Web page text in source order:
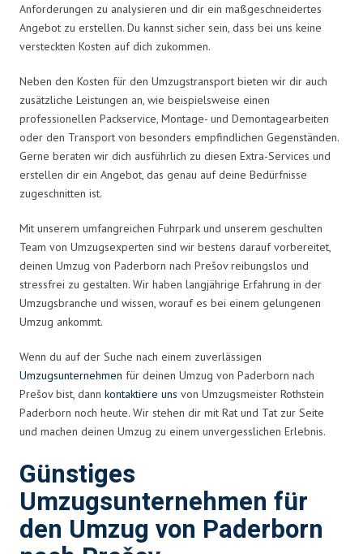
Anforderungen zu analysieren und dir ein maßgeschneidertes
Angebot zu erstellen. Du kannst sicher sein, dass bei uns keine
versteckten Kosten auf dich zukommen.
Neben den Kosten für den Umzugstransport bieten wir dir auch
zusätzliche Leistungen an, wie beispielsweise einen
professionellen Packservice, Montage- und Demontagearbeiten
oder den Transport von besonders empfindlichen Gegenständen.
Gerne beraten wir dich ausführlich zu diesen Extra-Services und
erstellen dir ein Angebot, das genau auf deine Bedürfnisse
zugeschnitten ist.
Mit unserem umfangreichen Fuhrpark und unserem geschulten
Team von Umzugsexperten sind wir bestens darauf vorbereitet,
deinen Umzug von Paderborn nach Prešov reibungslos und
stressfrei zu gestalten. Wir haben langjährige Erfahrung in der
Umzugsbranche und wissen, worauf es bei einem gelungenen
Umzug ankommt.
Wenn du auf der Suche nach einem zuverlässigen
Umzugsunternehmen für deinen Umzug von Paderborn nach
Prešov bist, dann kontaktiere uns von Umzugsmeister Rothstein
Paderborn noch heute. Wir stehen dir mit Rat und Tat zur Seite
und machen deinen Umzug zu einem unvergesslichen Erlebnis.
Günstiges
Umzugsunternehmen für
den Umzug von Paderborn